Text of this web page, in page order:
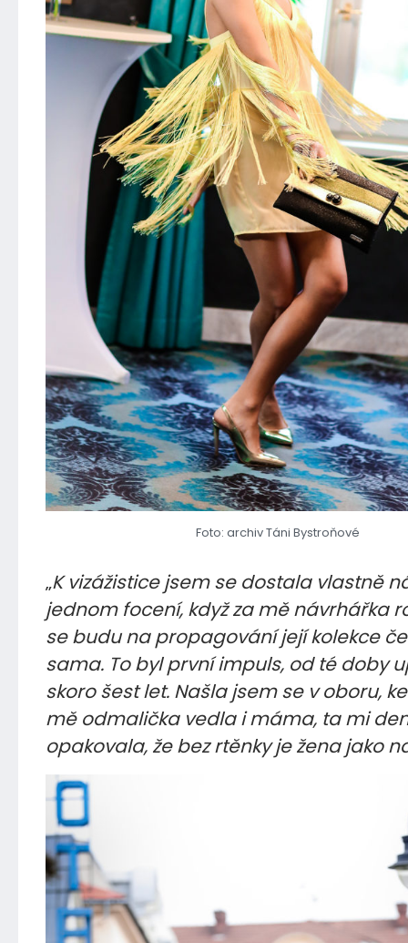
Foto: archiv Táni Bystroňové
„K vizážistice jsem se dostala vlastně
jednom focení, když za mě návrhářka
se budu na propagování její kolekce
sama. To byl první impuls, od té doby
skoro šest let. Našla jsem se v oboru,
mě odmalička vedla i máma, ta mi
opakovala, že bez rtěnky je žena jako